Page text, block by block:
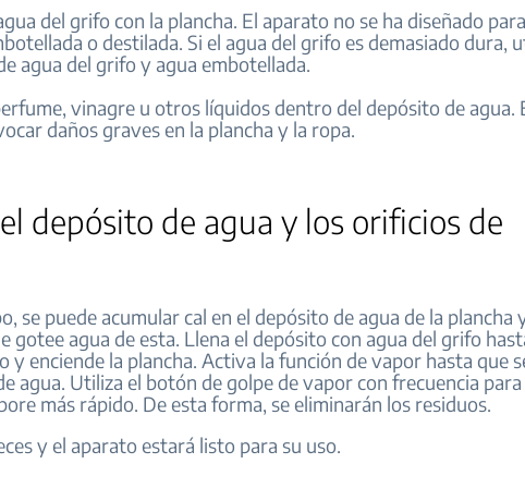
del grifo con la plancha. El aparato no se ha diseñado
o destilada. Si el agua del grifo es demasiado dura,
agua del grifo y agua embotellada.
vinagre u otros líquidos dentro del depósito de agua.
daños graves en la plancha y la ropa.
depósito de agua y los orificios de
se puede acumular cal en el depósito de agua de la plancha
gotee agua de esta. Llena el depósito con agua del grifo
y enciende la plancha. Activa la función de vapor hasta que
agua. Utiliza el botón de golpe de vapor con frecuencia para
más rápido. De esta forma, se eliminarán los residuos.
y el aparato estará listo para su uso.